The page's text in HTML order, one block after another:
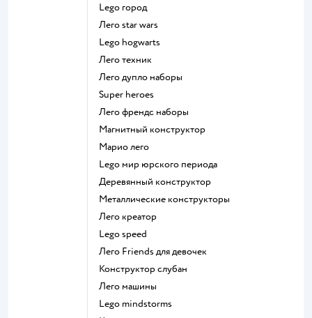
Lego город
Лего star wars
Lego hogwarts
Лего техник
Лего дупло наборы
Super heroes
Лего френдс наборы
Магнитный конструктор
Марио лего
Lego мир юрского периода
Деревянный конструктор
Металлические конструкторы
Лего креатор
Lego speed
Лего Friends для девочек
Конструктор слубан
Лего машины
Lego mindstorms